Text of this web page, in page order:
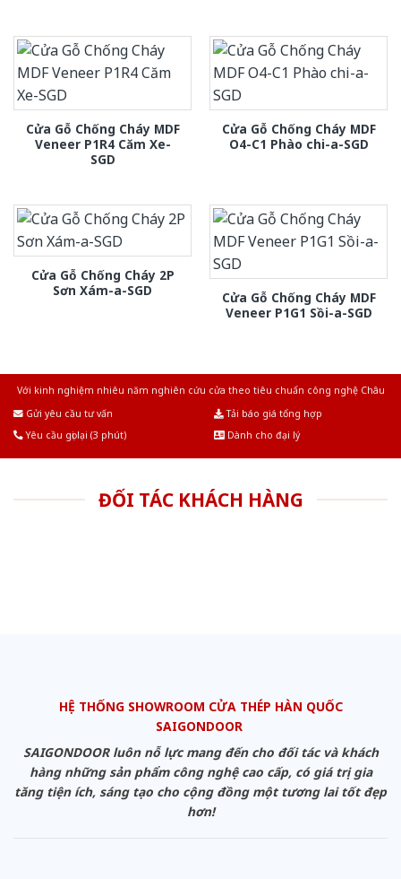
Cửa Gỗ Chống Cháy MDF
Veneer P1R4 Căm Xe-
SGD
Cửa Gỗ Chống Cháy MDF
O4-C1 Phào chi-a-SGD
Cửa Gỗ Chống Cháy 2P
Sơn Xám-a-SGD
Cửa Gỗ Chống Cháy MDF
Veneer P1G1 Sồi-a-SGD
Với kinh nghiệm nhiêu năm nghiên cứu cửa theo tiêu chuẩn công nghệ Châu
Gửi yêu cầu tư vấn
Tải báo giá tổng hợp
Yêu cầu gọi lại (3 phút)
Dành cho đại lý
ĐỐI TÁC KHÁCH HÀNG
HỆ THỐNG SHOWROOM CỬA THÉP HÀN QUỐC
SAIGONDOOR
SAIGONDOOR luôn nỗ lực mang đến cho đối tác và khách
hàng những sản phẩm công nghệ cao cấp, có giá trị gia
tăng tiện ích, sáng tạo cho cộng đồng một tương lai tốt đẹp
hơn!